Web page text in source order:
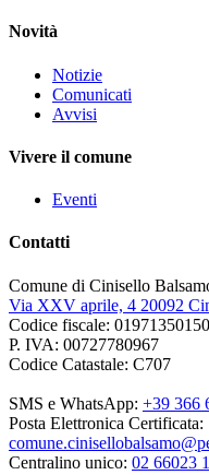
Novità
Notizie
Comunicati
Avvisi
Vivere il comune
Eventi
Contatti
Comune di Cinisello
Via XXV aprile, 4 20092
Codice fiscale: 01971350150
P. IVA: 00727780967
Codice Catastale: C707
SMS e WhatsApp: +39 366
Posta Elettronica Certificata:
Centralino unico: 02 66023 1